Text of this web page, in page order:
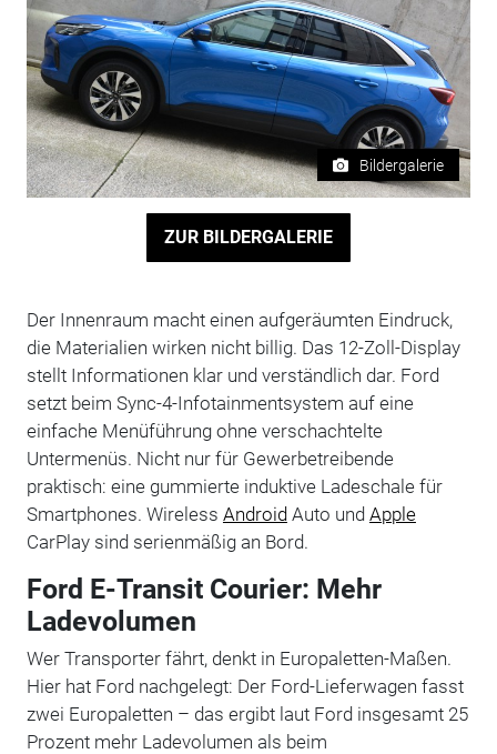
Bildergalerie
ZUR BILDERGALERIE
Der Innenraum macht einen aufgeräumten Eindruck,
die Materialien wirken nicht billig. Das 12-Zoll-Display
stellt Informationen klar und verständlich dar. Ford
setzt beim Sync-4-Infotainmentsystem auf eine
einfache Menüführung ohne verschachtelte
Untermenüs. Nicht nur für Gewerbetreibende
praktisch: eine gummierte induktive Ladeschale für
Smartphones. Wireless AndroidAuto und Apple
CarPlay sind serienmäßig an Bord.
Ford E-Transit Courier: Mehr
Ladevolumen
Wer Transporter fährt, denkt in Europaletten-Maßen.
Hier hat Ford nachgelegt: Der Ford-Lieferwagen fasst
zwei Europaletten – das ergibt laut Ford insgesamt 25
Prozent mehr Ladevolumen als beim